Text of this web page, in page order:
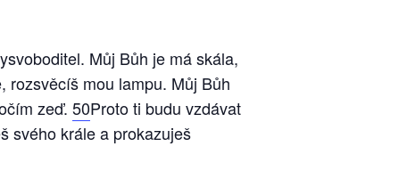
Můj Bůh je má skála,
rozsvěcíš mou lampu. Můj Bůh
zeď. 50Proto ti budu vzdávat
svého krále a prokazuješ